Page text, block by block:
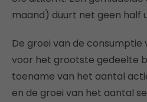
maand) duurt net geen half
De groei van de
voor het grootste gedeelte
toename van het aantal
en de groei van het aantal